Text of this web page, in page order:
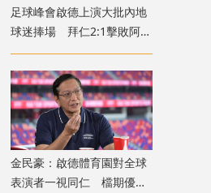
足球峰會啟德上演大批內地
球迷捧場 拜仁2:1擊敗阿士
東維拉
金民豪：啟德體育園對全球
表演者一視同仁 檔期優先